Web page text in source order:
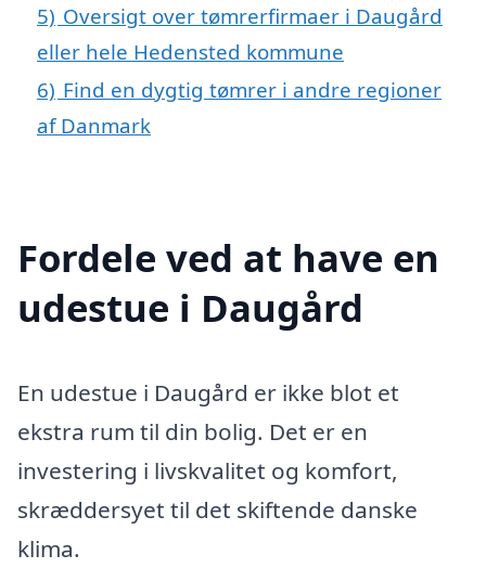
5) Oversigt over tømrerfirmaer i Daugård
eller hele Hedensted kommune
6) Find en dygtig tømrer i andre regioner
af Danmark
Fordele ved at have en
udestue i Daugård
En udestue i Daugård er ikke blot et
ekstra rum til din bolig. Det er en
investering i livskvalitet og komfort,
skræddersyet til det skiftende danske
klima.